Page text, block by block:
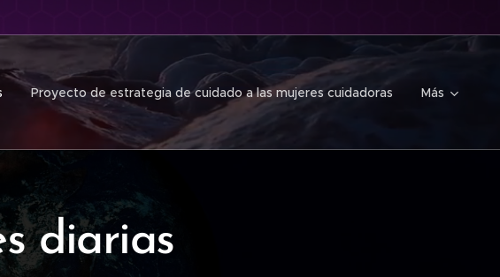
Proyecto de estrategia de cuidado a las mujeres cuidadoras Más
diarias